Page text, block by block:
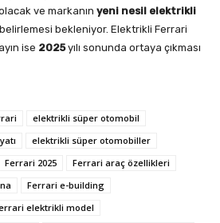
ve markanın yeni nesil elektrikli
bekleniyor. Elektrikli Ferrari
ise 2025yılı sonunda ortaya çıkması
elektrikli süper otomobil
elektrikli süper otomobiller
Ferrari 2025
Ferrari araç özellikleri
Ferrari e-building
elektrikli model